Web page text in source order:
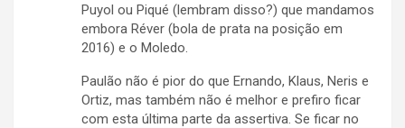
Puyol ou Piqué (lembram disso?) que mandamos
embora Réver (bola de prata na posição em
2016) e o Moledo.
Paulão não é pior do que Ernando, Klaus, Neris e
Ortiz, mas também não é melhor e prefiro ficar
com esta última parte da assertiva. Se ficar no